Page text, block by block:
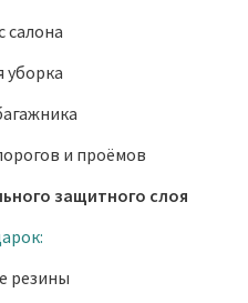
салона
уборка
и проёмов
защитного слоя
резины